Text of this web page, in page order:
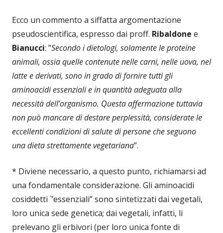
Ecco un commento a siffatta argomentazione
pseudoscientifica, espresso dai proff. Ribaldone e
Bianucci: ”Secondo i dietologi, solamente le proteine
animali, ossia quelle contenute nelle carni, nelle uova, nel
latte e derivati, sono in grado di fornire tutti gli
aminoacidi essenziali e in quantità adeguata alla
necessità dell’organismo. Questa affermazione tuttavia
non può mancare di destare perplessità, considerate le
eccellenti condizioni di salute di persone che seguono
una dieta strettamente vegetariana”.
* Diviene necessario, a questo punto, richiamarsi ad
una fondamentale considerazione. Gli aminoacidi
cosiddetti `’essenziali” sono sintetizzati dai vegetali,
loro unica sede genetica; dai vegetali, infatti, li
prelevano gli erbivori (per loro unica fonte di